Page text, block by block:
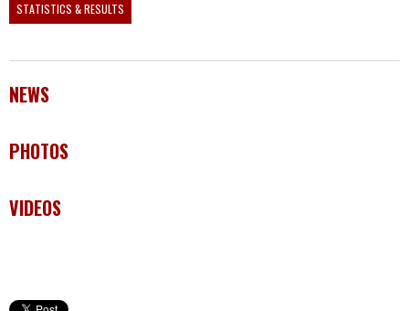
STATISTICS & RESULTS
NEWS
PHOTOS
VIDEOS